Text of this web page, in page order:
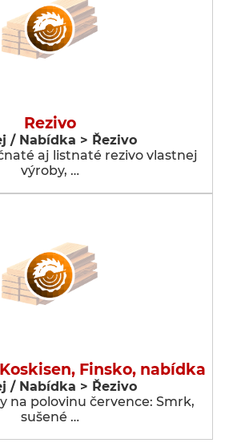
Rezivo
/ Nabídka > Řezivo
aj listnaté rezivo vlastnej
výroby, …
Finsko, nabídka
/ Nabídka > Řezivo
na polovinu července: Smrk,
sušené …